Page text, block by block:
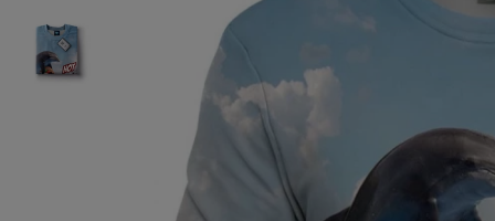
pizza
womens
sweatshirt